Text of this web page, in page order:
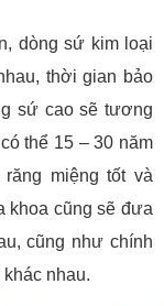
dòng sứ kim loại
thời gian bảo
sứ cao sẽ tương
thể 15 – 30 năm
miệng tốt và
khoa cũng sẽ đưa
cũng như chính
nhau.